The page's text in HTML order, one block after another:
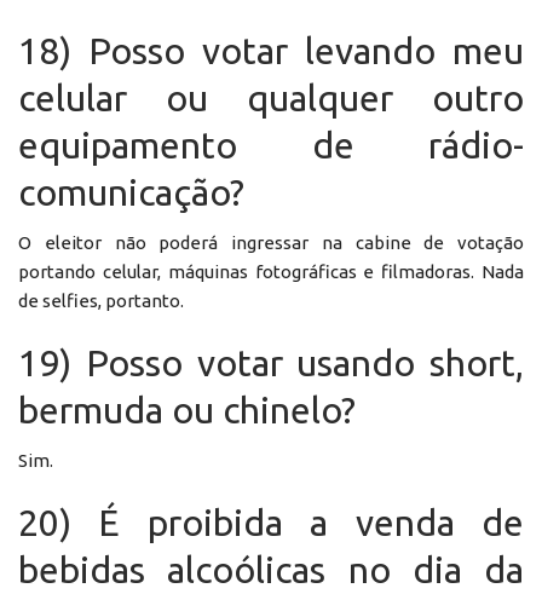
18) Posso votar levando meu
celular ou qualquer outro
equipamento de rádio-
comunicação?
O eleitor não poderá ingressar na cabine de votação
portando celular, máquinas fotográficas e filmadoras. Nada
de selfies, portanto.
19) Posso votar usando short,
bermuda ou chinelo?
Sim.
20) É proibida a venda de
bebidas alcoólicas no dia da